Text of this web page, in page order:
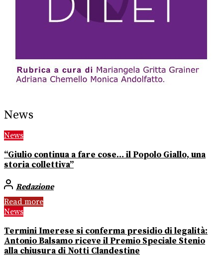
News
News
“Giulio continua a fare cose… il Popolo Giallo, una
storia collettiva”
Redazione
Read more
News
Termini Imerese si conferma presidio di legalità:
Antonio Balsamo riceve il Premio Speciale Stenio
alla chiusura di Notti Clandestine